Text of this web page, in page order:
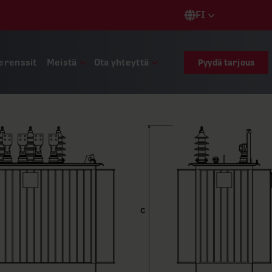
FI
Languages
Meistä Ota yhteyttä Pyydä tarjous